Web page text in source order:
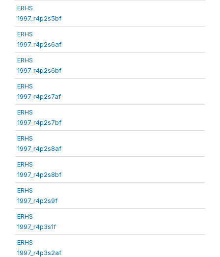
ERHS
1997_r4p2s5bf
ERHS
1997_r4p2s6af
ERHS
1997_r4p2s6bf
ERHS
1997_r4p2s7af
ERHS
1997_r4p2s7bf
ERHS
1997_r4p2s8af
ERHS
1997_r4p2s8bf
ERHS
1997_r4p2s9f
ERHS
1997_r4p3s1f
ERHS
1997_r4p3s2af